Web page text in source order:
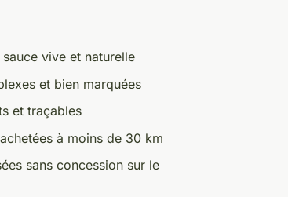
vive et naturelle
et bien marquées
et traçables
à moins de 30 km
sans concession sur le